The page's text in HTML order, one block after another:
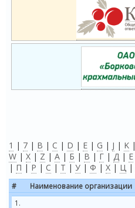
1 | 7 | B | C | D | E | G | J | K |
W | X | Z | А | Б | В | Г | Д | Е
| П | Р | С | Т | У | Ф | Х | Ц |
# Наименование организации
1.